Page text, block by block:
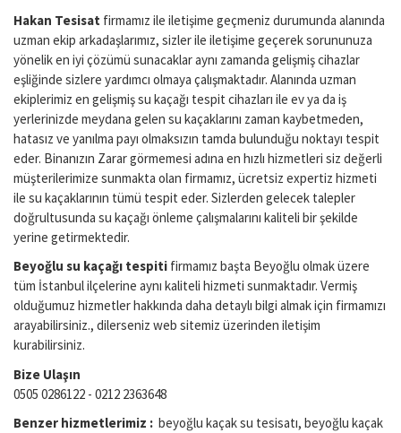
Hakan Tesisat firmamız ile iletişime geçmeniz durumunda alanında
uzman ekip arkadaşlarımız, sizler ile iletişime geçerek sorununuza
yönelik en iyi çözümü sunacaklar aynı zamanda gelişmiş cihazlar
eşliğinde sizlere yardımcı olmaya çalışmaktadır. Alanında uzman
ekiplerimiz en gelişmiş su kaçağı tespit cihazları ile ev ya da iş
yerlerinizde meydana gelen su kaçaklarını zaman kaybetmeden,
hatasız ve yanılma payı olmaksızın tamda bulunduğu noktayı tespit
eder. Binanızın Zarar görmemesi adına en hızlı hizmetleri siz değerli
müşterilerimize sunmakta olan firmamız, ücretsiz expertiz hizmeti
ile su kaçaklarının tümü tespit eder. Sizlerden gelecek talepler
doğrultusunda su kaçağı önleme çalışmalarını kaliteli bir şekilde
yerine getirmektedir.
Beyoğlu su kaçağı tespiti firmamız başta Beyoğlu olmak üzere
tüm İstanbul ilçelerine aynı kaliteli hizmeti sunmaktadır. Vermiş
olduğumuz hizmetler hakkında daha detaylı bilgi almak için firmamızı
arayabilirsiniz., dilerseniz web sitemiz üzerinden iletişim
kurabilirsiniz.
Bize Ulaşın
0505 0286122 - 0212 2363648
Benzer hizmetlerimiz : beyoğlu kaçak su tesisatı, beyoğlu kaçak